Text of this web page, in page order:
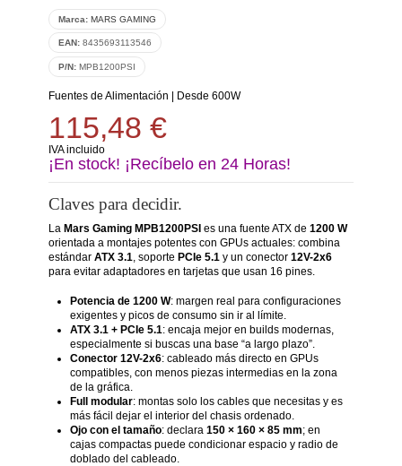
Marca: MARS GAMING
EAN: 8435693113546
P/N: MPB1200PSI
Fuentes de Alimentación Desde 600W
115,48 €
IVA incluido
¡En stock! ¡Recíbelo en 24 Horas!
Claves para decidir.
La Mars Gaming MPB1200PSIes una fuente ATX de 1200 W
orientada a montajes potentes con GPUs actuales: combina
estándar ATX 3.1, soporte PCIe 5.1y un conector 12V-2x6
para evitar adaptadores en tarjetas que usan 16 pines.
Potencia de 1200 W: margen real para configuraciones
exigentes y picos de consumo sin ir al límite.
ATX 3.1 + PCIe 5.1: encaja mejor en builds modernas,
especialmente si buscas una base “a largo plazo”.
Conector 12V-2x6: cableado más directo en GPUs
compatibles, con menos piezas intermedias en la zona
de la gráfica.
Full modular: montas solo los cables que necesitas y es
más fácil dejar el interior del chasis ordenado.
Ojo con el tamaño: declara 150 × 160 × 85 mm; en
cajas compactas puede condicionar espacio y radio de
doblado del cableado.